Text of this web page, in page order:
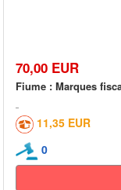
70,00 EUR
Fiume : Marques
11,35 EUR
0